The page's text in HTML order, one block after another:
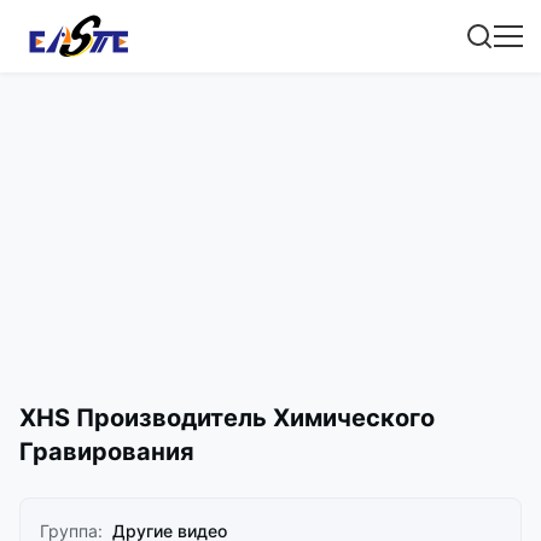
XHS Производитель Химического
Гравирования
Группа: Другие видео